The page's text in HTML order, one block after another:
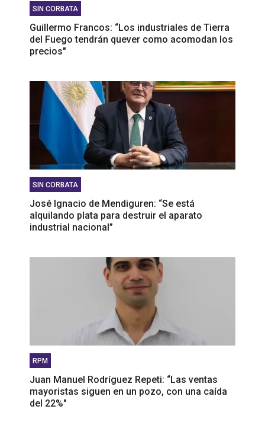
SIN CORBATA
Guillermo Francos: “Los industriales de Tierra
del Fuego tendrán quever como acomodan los
precios"
SIN CORBATA
José Ignacio de Mendiguren: “Se está
alquilando plata para destruir el aparato
industrial nacional”
RPM
Juan Manuel Rodríguez Repeti: “Las ventas
mayoristas siguen en un pozo, con una caída
del 22%"